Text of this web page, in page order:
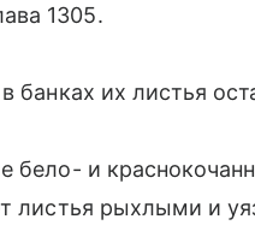
1305.
банках их листья
бело- и
листья рыхлыми и